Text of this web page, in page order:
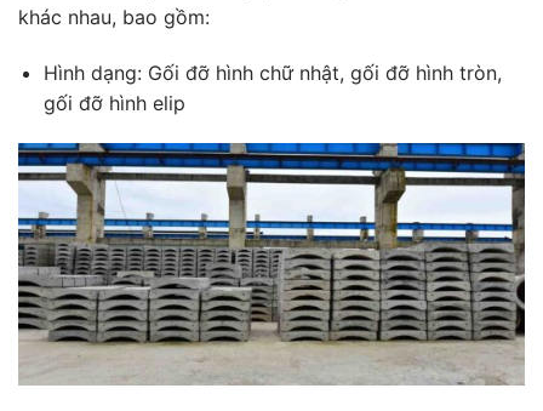
khác nhau, bao gồm:
Hình dạng: Gối đỡ hình chữ nhật, gối đỡ hình tròn,
gối đỡ hình elip